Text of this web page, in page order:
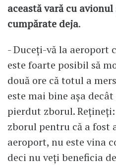
această vară cu
cumpărate deja.
- Duceți-vă la aeroport
este foarte posibil să
două ore că totul a
este mai bine așa
pierdut zborul.
zborul pentru că a fost
aeroport, nu este vina
deci nu veți beneficia